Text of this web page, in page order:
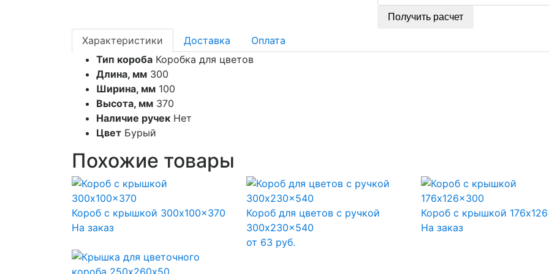
Получить расчет
Характеристики Доставка
Оплата
Тип короба Коробка для цветов
Длина, мм 300
Ширина, мм 100
Высота, мм 370
Наличие ручек Нет
Цвет Бурый
Похожие товары
Короб с крышкой 300x100x370
На заказ
Короб для цветов с ручкой
300x230x540
от 63 руб.
Короб с крышкой
На заказ